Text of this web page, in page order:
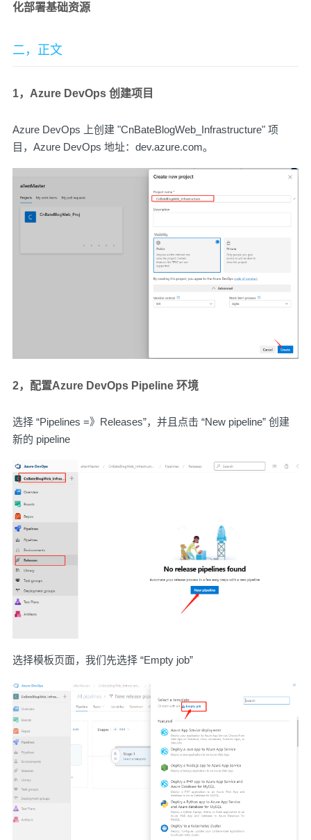
化部署基础资源
二，正文
1，Azure DevOps 创建项目
Azure DevOps 上创建 "CnBateBlogWeb_Infrastructure" 项
目，Azure DevOps 地址： dev.azure.com。
2，配置Azure DevOps Pipeline 环境
选择 “Pipelines =》Releases”，并且点击 “New pipeline” 创建
新的 pipeline
选择模板页面，我们先选择 “Empty job”